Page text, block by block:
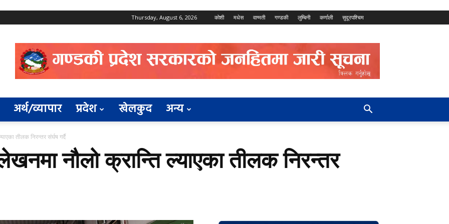
Thursday, August 6, 2026 कोशी मधेस वाग्मती गण्डकी लुम्बिनी कर्णाली सुदूरपश्चिम
अर्थ/व्यापार प्रदेश खेलकुद अन्य
तीलक निरन्तर संर्घष गर्दै
नौलो क्रान्ति ल्याएका तीलक निरन्तर